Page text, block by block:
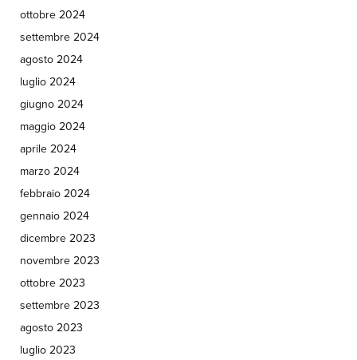
ottobre 2024
settembre 2024
agosto 2024
luglio 2024
giugno 2024
maggio 2024
aprile 2024
marzo 2024
febbraio 2024
gennaio 2024
dicembre 2023
novembre 2023
ottobre 2023
settembre 2023
agosto 2023
luglio 2023